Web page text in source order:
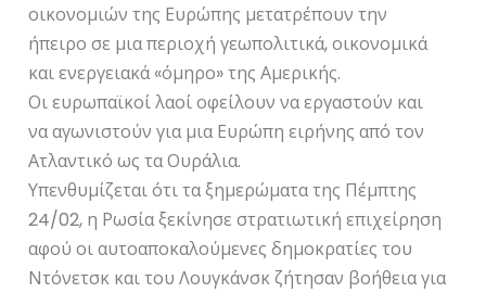
οικονομιών της Ευρώπης μετατρέπουν την
ήπειρο σε μια περιοχή γεωπολιτικά, οικονομικά
και ενεργειακά «όμηρο» της Αμερικής.
Οι ευρωπαϊκοί λαοί οφείλουν να εργαστούν και
να αγωνιστούν για μια Ευρώπη ειρήνης από τον
Ατλαντικό ως τα Ουράλια.
Υπενθυμίζεται ότι τα ξημερώματα της Πέμπτης
24/02, η Ρωσία ξεκίνησε στρατιωτική επιχείρηση
αφού οι αυτοαποκαλούμενες δημοκρατίες του
Ντόνετσκ και του Λουγκάνσκ ζήτησαν βοήθεια για